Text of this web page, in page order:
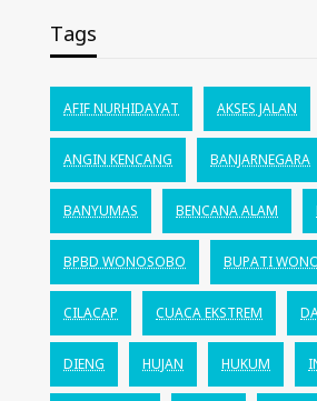
Tags
AFIF NURHIDAYAT AKSES JALAN
ANGIN KENCANG BANJARNEGARA
BANYUMAS BENCANA ALAM
BPBD WONOSOBO BUPATI
CILACAP CUACA EKSTREM
DIENG HUJAN HUKUM